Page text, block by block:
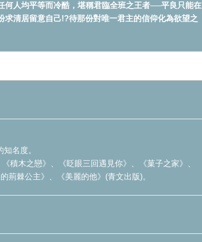
何人均平等而冷酷，堪稱君臨全班之王者──平良只能在
求清居留意自己!?待那份對唯一君主的信仰化為欲望之
名度。
積木之戀》、《眨眼三回遇見你》、《菓子之家》、
荊棘公主》、《美麗的他》(青文出版)。